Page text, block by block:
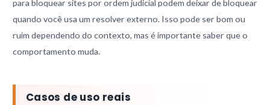
para bloquear sites por ordem judicial podem deixar de bloquear
quando você usa um resolver externo. Isso pode ser bom ou
ruim dependendo do contexto, mas é importante saber que o
comportamento muda.
Casos de uso reais